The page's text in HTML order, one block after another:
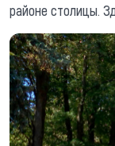
районе столицы.